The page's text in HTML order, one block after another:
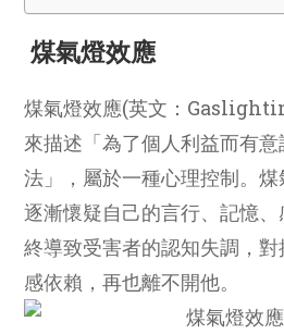
煤氣燈效應
煤氣燈效應(英文：
來描述「為了個人利益而有
法」，屬於一種心理控制。
逐漸懷疑自己的言行、記憶
終導致受害者的認知失調，
感依賴，再也離不開他。